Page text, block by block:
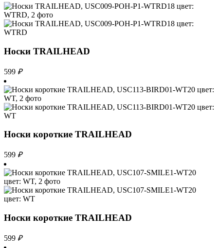
Носки TRAILHEAD
599 ₽
Носки короткие TRAILHEAD
599 ₽
Носки короткие TRAILHEAD
599 ₽